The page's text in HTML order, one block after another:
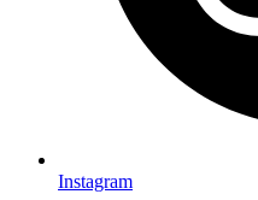
Instagram